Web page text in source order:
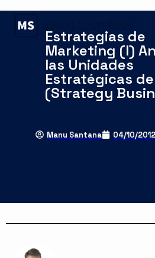
Estrategias de
Marketing (I)
las Unidades
Estratégicas
(Strategy
Manu Santana 04/10/2012